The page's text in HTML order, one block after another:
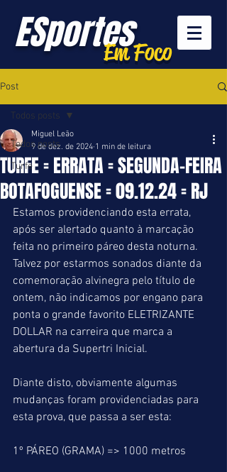
ESportesEm Foco
Post
Todos posts
Turfe
Todos posts
TURFE = ERRATA = SEGUNDA-FEIRA
BOTAFOGUENSE = 09.12.24 = RJ
Miguel Leão
9 de dez. de 2024 1 min de leitura
Estamos providenciando esta errata,
após ser alertado quanto à marcação
feita no primeiro páreo desta noturna.
Talvez por estarmos sonados diante da
comemoração alvinegra pelo título de
ontem, não indicamos por engano para
ponta o grande favorito ELETRIZANTE
DOLLAR na carreira que marca a
abertura da Supertri Inicial.
Diante disto, obviamente algumas
mudanças foram providenciadas para
esta prova, que passa a ser esta:
1º PÁREO (GRAMA) => 1000 metros